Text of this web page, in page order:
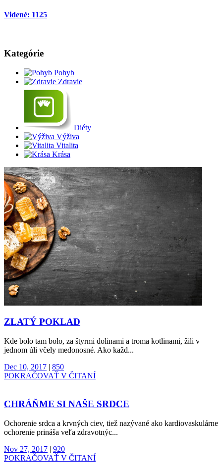
Videné: 1125
Kategórie
Pohyb
Zdravie
Diéty
Výživa
Vitalita
Krása
ZLATÝ POKLAD
Kde bolo tam bolo, za štyrmi dolinami a troma kotlinami, žili v
jednom úli včely medonosné. Ako každ...
Dec 10, 2017 | 850
POKRAČOVAŤ V ČITANÍ
CHRÁŇME SI NAŠE SRDCE
Ochorenie srdca a krvných ciev, tiež nazývané ako kardiovaskulárne
ochorenie prináša veľa zdravotnýc...
Nov 27, 2017 | 920
POKRAČOVAŤ V ČITANÍ